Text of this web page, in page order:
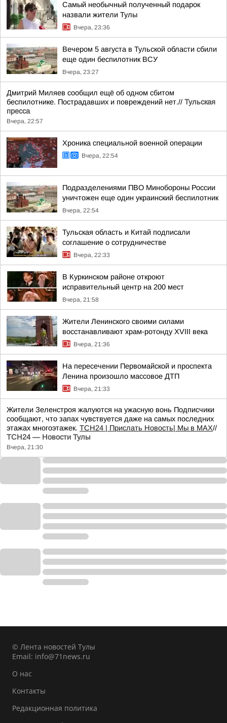
Самый необычный полученный подарок
назвали жители Тулы
Вчера, 23:36
Вечером 5 августа в Тульской области сбили
еще один беспилотник ВСУ
Вчера, 23:27
Дмитрий Миляев сообщил ещё об одном сбитом
беспилотнике. Пострадавших и повреждений нет.// Тульская
пресса
Вчера, 22:57
Хроника специальной военной операции
Вчера, 22:54
Подразделениями ПВО Минобороны России
уничтожен еще один украинский беспилотник
Вчера, 22:54
Тульская область и Китай подписали
соглашение о сотрудничестве
Вчера, 22:33
В Куркинском районе откроют
исправительный центр на 200 мест
Вчера, 21:58
Жители Ленинского своими силами
восстанавливают храм-ротонду XVIII века
Вчера, 21:36
На пересечении Первомайской и проспекта
Ленина произошло массовое ДТП
Вчера, 21:33
Жители Зеленстроя жалуются на ужасную вонь Подписчики
сообщают, что запах чувствуется даже на самых последних
этажах многоэтажек. ТСН24 | Прислать Новость| Мы в МАХ//
ТСН24 — Новости Тулы
Вчера, 21:30
© Лента новостей Тулы
Email: info@71news.ru
О нас
Контакты
Редакционная политика